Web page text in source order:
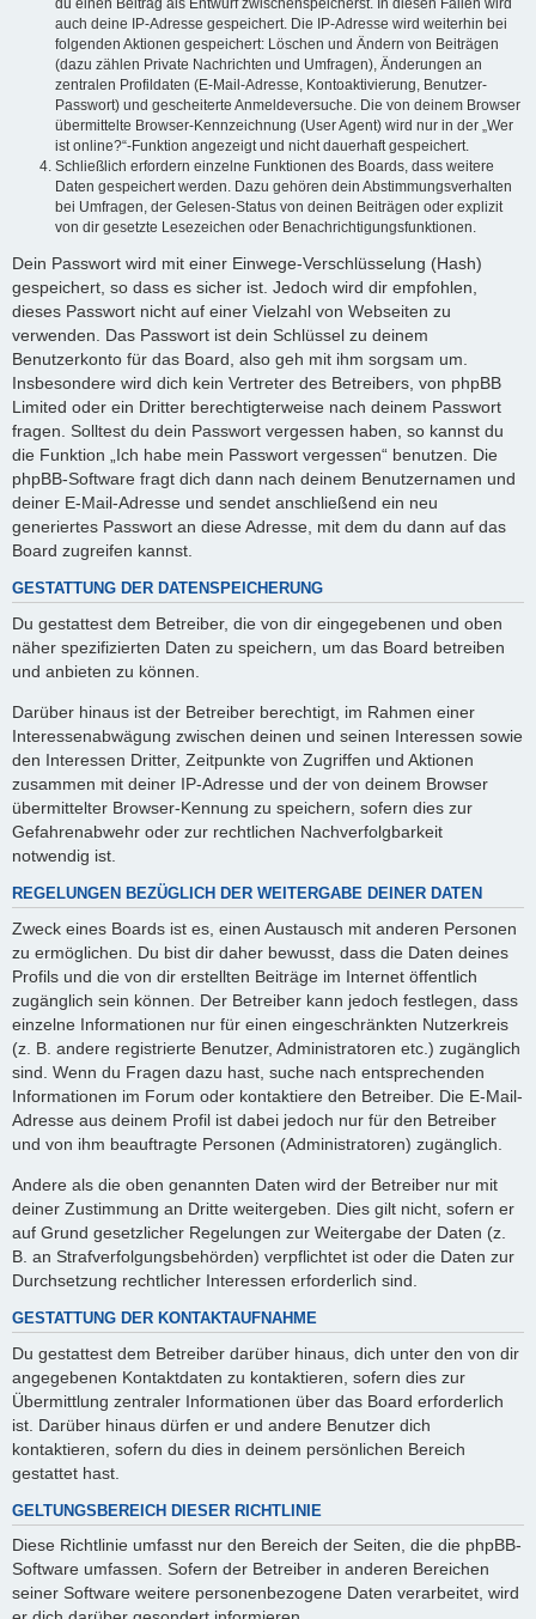
du einen Beitrag als Entwurf zwischenspeicherst. In diesen Fällen wird
auch deine IP-Adresse gespeichert. Die IP-Adresse wird weiterhin bei
folgenden Aktionen gespeichert: Löschen und Ändern von Beiträgen
(dazu zählen Private Nachrichten und Umfragen), Änderungen an
zentralen Profildaten (E-Mail-Adresse, Kontoaktivierung, Benutzer-
Passwort) und gescheiterte Anmeldeversuche. Die von deinem Browser
übermittelte Browser-Kennzeichnung (User Agent) wird nur in der „Wer
ist online?“-Funktion angezeigt und nicht dauerhaft gespeichert.
Schließlich erfordern einzelne Funktionen des Boards, dass weitere
Daten gespeichert werden. Dazu gehören dein Abstimmungsverhalten
bei Umfragen, der Gelesen-Status von deinen Beiträgen oder explizit
von dir gesetzte Lesezeichen oder Benachrichtigungsfunktionen.
Dein Passwort wird mit einer Einwege-Verschlüsselung (Hash)
gespeichert, so dass es sicher ist. Jedoch wird dir empfohlen,
dieses Passwort nicht auf einer Vielzahl von Webseiten zu
verwenden. Das Passwort ist dein Schlüssel zu deinem
Benutzerkonto für das Board, also geh mit ihm sorgsam um.
Insbesondere wird dich kein Vertreter des Betreibers, von phpBB
Limited oder ein Dritter berechtigterweise nach deinem Passwort
fragen. Solltest du dein Passwort vergessen haben, so kannst du
die Funktion „Ich habe mein Passwort vergessen“ benutzen. Die
phpBB-Software fragt dich dann nach deinem Benutzernamen und
deiner E-Mail-Adresse und sendet anschließend ein neu
generiertes Passwort an diese Adresse, mit dem du dann auf das
Board zugreifen kannst.
GESTATTUNG DER DATENSPEICHERUNG
Du gestattest dem Betreiber, die von dir eingegebenen und oben
näher spezifizierten Daten zu speichern, um das Board betreiben
und anbieten zu können.
Darüber hinaus ist der Betreiber berechtigt, im Rahmen einer
Interessenabwägung zwischen deinen und seinen Interessen sowie
den Interessen Dritter, Zeitpunkte von Zugriffen und Aktionen
zusammen mit deiner IP-Adresse und der von deinem Browser
übermittelter Browser-Kennung zu speichern, sofern dies zur
Gefahrenabwehr oder zur rechtlichen Nachverfolgbarkeit
notwendig ist.
REGELUNGEN BEZÜGLICH DER WEITERGABE DEINER DATEN
Zweck eines Boards ist es, einen Austausch mit anderen Personen
zu ermöglichen. Du bist dir daher bewusst, dass die Daten deines
Profils und die von dir erstellten Beiträge im Internet öffentlich
zugänglich sein können. Der Betreiber kann jedoch festlegen, dass
einzelne Informationen nur für einen eingeschränkten Nutzerkreis
(z. B. andere registrierte Benutzer, Administratoren etc.) zugänglich
sind. Wenn du Fragen dazu hast, suche nach entsprechenden
Informationen im Forum oder kontaktiere den Betreiber. Die E-Mail-
Adresse aus deinem Profil ist dabei jedoch nur für den Betreiber
und von ihm beauftragte Personen (Administratoren) zugänglich.
Andere als die oben genannten Daten wird der Betreiber nur mit
deiner Zustimmung an Dritte weitergeben. Dies gilt nicht, sofern er
auf Grund gesetzlicher Regelungen zur Weitergabe der Daten (z.
B. an Strafverfolgungsbehörden) verpflichtet ist oder die Daten zur
Durchsetzung rechtlicher Interessen erforderlich sind.
GESTATTUNG DER KONTAKTAUFNAHME
Du gestattest dem Betreiber darüber hinaus, dich unter den von dir
angegebenen Kontaktdaten zu kontaktieren, sofern dies zur
Übermittlung zentraler Informationen über das Board erforderlich
ist. Darüber hinaus dürfen er und andere Benutzer dich
kontaktieren, sofern du dies in deinem persönlichen Bereich
gestattet hast.
GELTUNGSBEREICH DIESER RICHTLINIE
Diese Richtlinie umfasst nur den Bereich der Seiten, die die phpBB-
Software umfassen. Sofern der Betreiber in anderen Bereichen
seiner Software weitere personenbezogene Daten verarbeitet, wird